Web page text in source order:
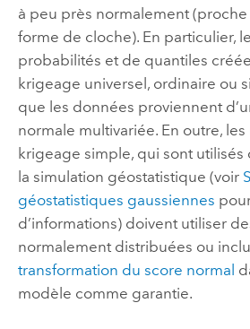
à peu près normalement
forme de cloche). En particulier,
probabilités et de quantiles
krigeage universel, ordinaire ou
que les données proviennent
normale multivariée. En outre,
krigeage simple, qui sont
la simulation géostatistique (voir
géostatistiques gaussiennes
d’informations) doivent utiliser
normalement distribuées ou
transformation du score normal
modèle comme garantie.